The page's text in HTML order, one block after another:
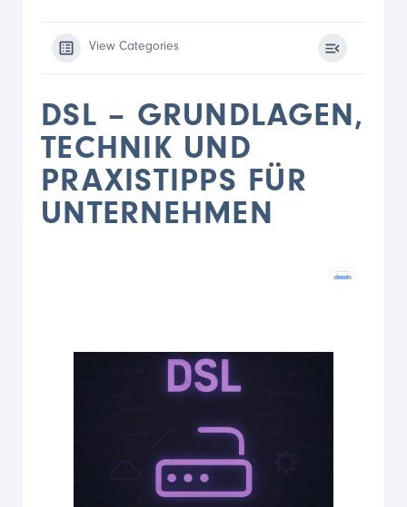
View Categories
DSL – GRUNDLAGEN,
TECHNIK UND
PRAXISTIPPS FÜR
UNTERNEHMEN